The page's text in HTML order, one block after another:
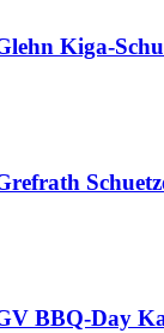
Kiga-
BBQ-Day